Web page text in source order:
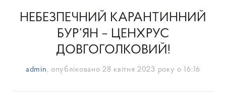
НЕБЕЗПЕЧНИЙ КАРАНТИННИЙ
БУР’ЯН – ЦЕНХРУС
ДОВГОГОЛКОВИЙ!
admin , опубліковано 28 квітня 2023 року о 16:16